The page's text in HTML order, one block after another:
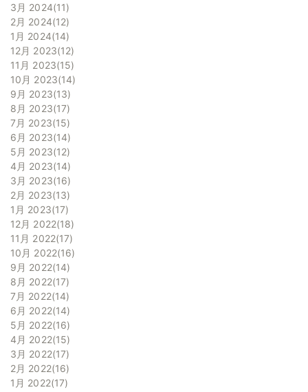
3月 2024 11
2月 2024 12
1月 2024 14
12月 2023 12
11月 2023 15
10月 2023 14
9月 2023 13
8月 2023 17
7月 2023 15
6月 2023 14
5月 2023 12
4月 2023 14
3月 2023 16
2月 2023 13
1月 2023 17
12月 2022 18
11月 2022 17
10月 2022 16
9月 2022 14
8月 2022 17
7月 2022 14
6月 2022 14
5月 2022 16
4月 2022 15
3月 2022 17
2月 2022 16
1月 2022 17